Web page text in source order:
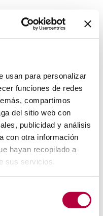
usan para personalizar
funciones de redes
compartimos
del sitio web con
publicidad y análisis
con otra información
hayan recopilado a
sus servicios.